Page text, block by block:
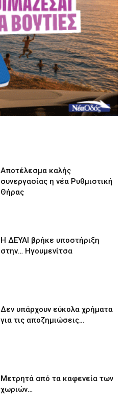
Αποτέλεσμα καλής
συνεργασίας η νέα Ρυθμιστική
Θήρας
Η ΔΕΥΑΙ βρήκε υποστήριξη
στην… Ηγουμενίτσα
Δεν υπάρχουν εύκολα χρήματα
για τις αποζημιώσεις…
Μετρητά από τα καφενεία των
χωριών…